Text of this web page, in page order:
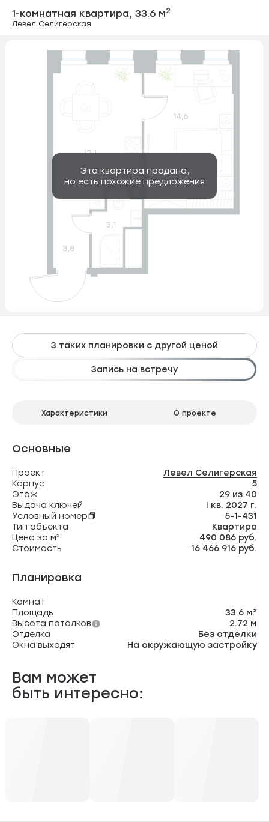
1-комнатная
1-комнатная квартира, 33.6 м2
Левел Селигерская
Эта квартира продана,
но есть похожие предложения
3 таких планировки с другой ценой
Запись на встречу
Характеристики О проекте
Основные
Проект
Левел Селигерская
Корпус
5
Этаж
29 из 40
Выдача ключей
I кв. 2027 г.
Условный номер
5-1-431
Тип объекта
Квартира
Цена за м²
490 086 руб.
Стоимость
16 466 916 руб.
Планировка
Комнат
Площадь
33.6 м²
Высота потолков
2.72 м
Отделка
Без отделки
Окна выходят
На окружающую застройку
Вам может
быть интересно: